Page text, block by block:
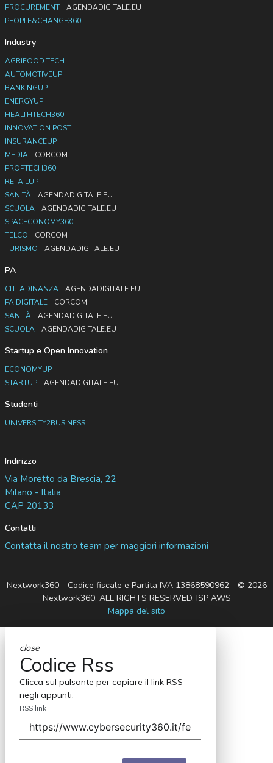
PROCUREMENT
AGENDADIGITALE.EU
PEOPLE&CHANGE360
Industry
AGRIFOOD.TECH
AUTOMOTIVEUP
BANKINGUP
ENERGYUP
HEALTHTECH360
INNOVATION POST
INSURANCEUP
MEDIA
CORCOM
PROPTECH360
RETAILUP
SANITÀ
AGENDADIGITALE.EU
SCUOLA
AGENDADIGITALE.EU
SPACECONOMY360
TELCO
CORCOM
TURISMO
AGENDADIGITALE.EU
PA
CITTADINANZA
AGENDADIGITALE.EU
PA DIGITALE
CORCOM
SANITÀ
AGENDADIGITALE.EU
SCUOLA
AGENDADIGITALE.EU
Startup e Open Innovation
ECONOMYUP
STARTUP
AGENDADIGITALE.EU
Studenti
UNIVERSITY2BUSINESS
Indirizzo
Via Moretto da Brescia, 22
Milano - Italia
CAP 20133
Contatti
Contatta il nostro team per maggiori informazioni
Nextwork360 - Codice fiscale e Partita IVA 13868590962 - © 2026
Nextwork360. ALL RIGHTS RESERVED. ISP AWS
Mappa del sito
close
Codice Rss
Clicca sul pulsante per copiare il link RSS
negli appunti.
RSS link